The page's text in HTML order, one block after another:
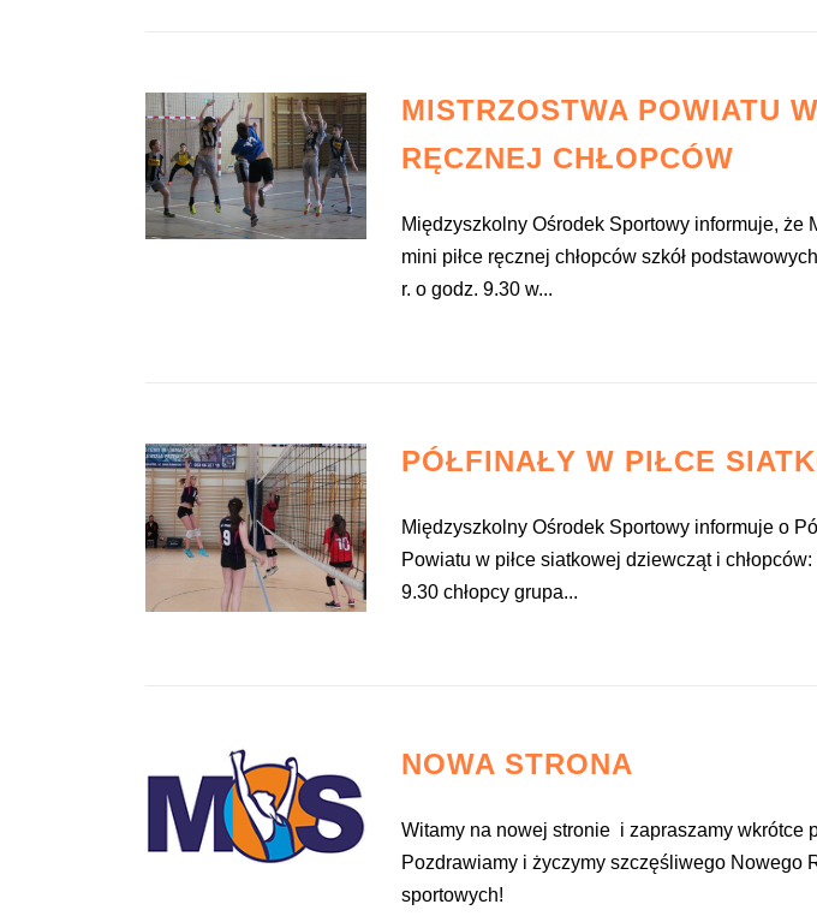
MISTRZOSTWA POWIATU
RĘCZNEJ CHŁOPCÓW
Międzyszkolny Ośrodek Sportowy informuje, że
mini piłce ręcznej chłopców szkół
r. o godz. 9.30 w...
PÓŁFINAŁY W PIŁCE
Międzyszkolny Ośrodek Sportowy informuje o
Powiatu w piłce siatkowej dziewcząt i
9.30 chłopcy grupa...
NOWA STRONA
Witamy na nowej stronie i zapraszamy wkrótce
Pozdrawiamy i życzymy szczęśliwego Nowego
sportowych!